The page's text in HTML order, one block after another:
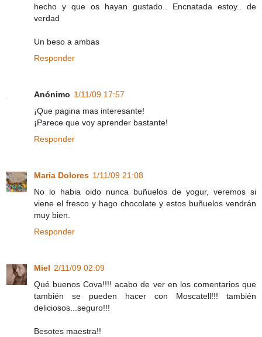
hecho y que os hayan gustado.. Encnatada estoy.. de
verdad
Un beso a ambas
Responder
Anónimo 1/11/09 17:57
¡Que pagina mas interesante!
¡Parece que voy aprender bastante!
Responder
Maria Dolores 1/11/09 21:08
No lo habia oido nunca buñuelos de yogur, veremos si
viene el fresco y hago chocolate y estos buñuelos vendrán
muy bien.
Responder
Miel 2/11/09 02:09
Qué buenos Cova!!!! acabo de ver en los comentarios que
también se pueden hacer con Moscatell!!! también
deliciosos...seguro!!!
Besotes maestra!!